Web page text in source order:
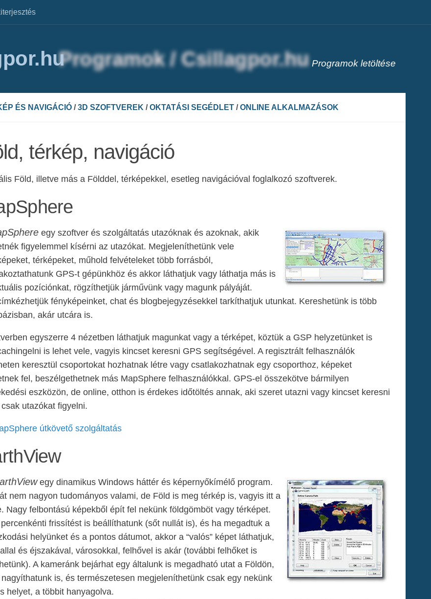
Programok letöltése
ÉS NAVIGÁCIÓ / 3D SZOFTVEREK / OKTATÁSI SEGÉDLET / ONLINE ALKALMAZÁSOK
térkép, navigáció
Föld, illetve más a Földdel, térképekkel, esetleg navigációval foglalkozó szoftverek.
egy szoftver és szolgáltatás utazóknak és azoknak, akik
figyelemmel kísérni az utazókat. Megjeleníthetünk vele
térképeket, műhold felvételeket több forrásból,
GPS-t gépünkhöz és akkor láthatjuk vagy láthatja más is
pozíciónkat, rögzíthetjük járművünk vagy magunk pályáját.
fényképeinket, chat és blogbejegyzésekkel tarkíthatjuk utunkat. Kereshetünk is több
akár utcára is.
egyszerre 4 nézetben láthatjuk magunkat vagy a térképet, köztük a GSP helyzetünket is
is lehet vele, vagyis kincset keresni GPS segítségével. A regisztrált felhasználók
keresztül csoportokat hozhatnak létre vagy csatlakozhatnak egy csoporthoz, képeket
fel, beszélgethetnek más MapSphere felhasználókkal. GPS-el összekötve bármilyen
eszközön, de online, otthon is érdekes időtöltés annak, aki szeret utazni vagy kincset keresni
utazókat figyelni.
útkövető szolgáltatás
egy dinamikus Windows háttér és képernyőkímélő program.
nem nagyon tudományos valami, de Föld is meg térkép is, vagyis itt a
Nagy felbontású képekből épít fel nekünk földgömböt vagy térképet.
frissítést is beállíthatunk (sőt nullát is), és ha megadtuk a
helyünket és a pontos dátumot, akkor a “valós” képet láthatjuk,
és éjszakával, városokkal, felhővel is akár (további felhőket is
A kameránk bejárhat egy általunk is megadható utat a Földön,
is, és természetesen megjeleníthetünk csak egy nekünk
helyet, a többit hanyagolva.